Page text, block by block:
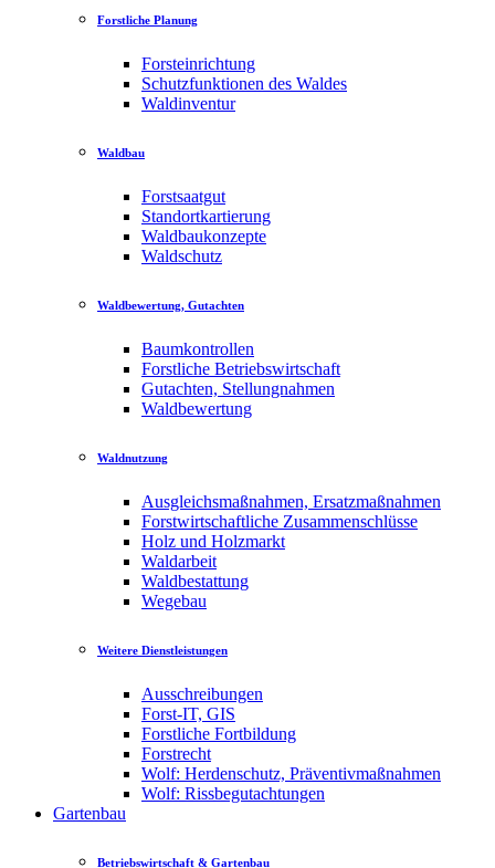
Forstliche Planung
Forsteinrichtung
Schutzfunktionen des Waldes
Waldinventur
Waldbau
Forstsaatgut
Standortkartierung
Waldbaukonzepte
Waldschutz
Waldbewertung, Gutachten
Baumkontrollen
Forstliche Betriebswirtschaft
Gutachten, Stellungnahmen
Waldbewertung
Waldnutzung
Ausgleichsmaßnahmen, Ersatzmaßnahmen
Forstwirtschaftliche Zusammenschlüsse
Holz und Holzmarkt
Waldarbeit
Waldbestattung
Wegebau
Weitere Dienstleistungen
Ausschreibungen
Forst-IT, GIS
Forstliche Fortbildung
Forstrecht
Wolf: Herdenschutz, Präventivmaßnahmen
Wolf: Rissbegutachtungen
Gartenbau
Betriebswirtschaft & Gartenbau